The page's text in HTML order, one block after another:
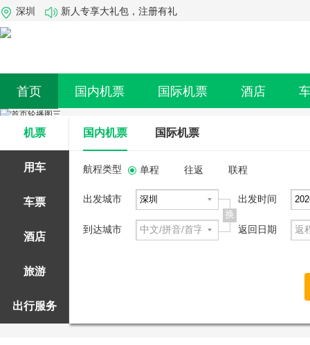
深圳 新人专享大礼包，注册有礼
首页 国内机票 国际机票 酒店
机票
用车
车票
酒店
旅游
出行服务
国内机票 国际机票
换
航程类型 单程 往返 联程
出发城市 出发时间
到达城市 返回日期